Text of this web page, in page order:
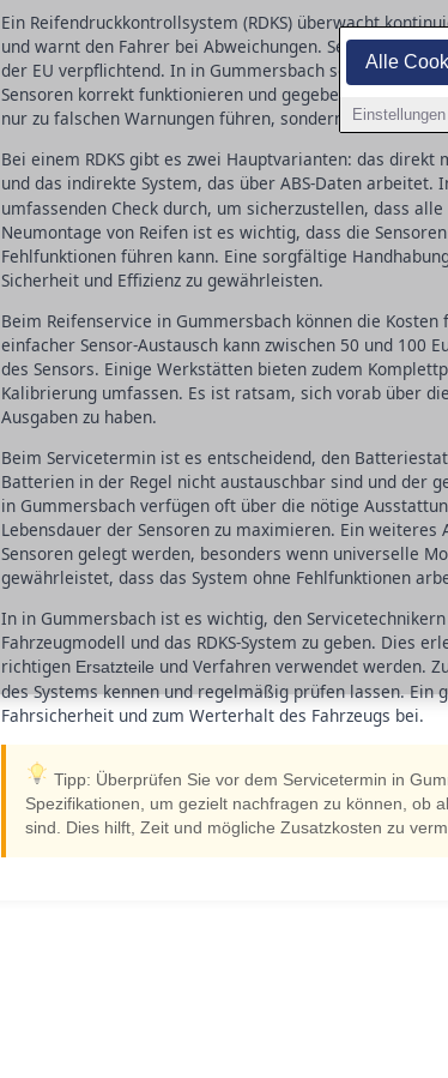
Alle
Einstellungen
Ein Reifendruckkontrollsystem (RDKS) überwacht
und warnt den Fahrer bei Abweichungen. Seit November
der EU verpflichtend. In in Gummersbach sollten
Sensoren korrekt funktionieren und gegebenenfalls neu
nur zu falschen Warnungen führen, sondern auch den
Bei einem RDKS gibt es zwei Hauptvarianten: das
und das indirekte System, das über ABS-Daten arbeitet.
umfassenden Check durch, um sicherzustellen, dass
Neumontage von Reifen ist es wichtig, dass die
Fehlfunktionen führen kann. Eine sorgfältige
Sicherheit und Effizienz zu gewährleisten.
Beim Reifenservice in Gummersbach können die
einfacher Sensor-Austausch kann zwischen 50 und 100
des Sensors. Einige Werkstätten bieten zudem
Kalibrierung umfassen. Es ist ratsam, sich vorab über
Ausgaben zu haben.
Beim Servicetermin ist es entscheidend, den
Batterien in der Regel nicht austauschbar sind und der
in Gummersbach verfügen oft über die nötige
Lebensdauer der Sensoren zu maximieren. Ein
Sensoren gelegt werden, besonders wenn universelle
gewährleistet, dass das System ohne Fehlfunktionen
In in Gummersbach ist es wichtig, den
Fahrzeugmodell und das RDKS-System zu geben. Dies
richtigen Ersatzteile und Verfahren verwendet werden.
des Systems kennen und regelmäßig prüfen lassen. Ein
Fahrsicherheit und zum Werterhalt des Fahrzeugs bei.
Tipp: Überprüfen Sie vor dem Servicetermin in
Spezifikationen, um gezielt nachfragen zu können, ob
sind. Dies hilft, Zeit und mögliche Zusatzkosten zu